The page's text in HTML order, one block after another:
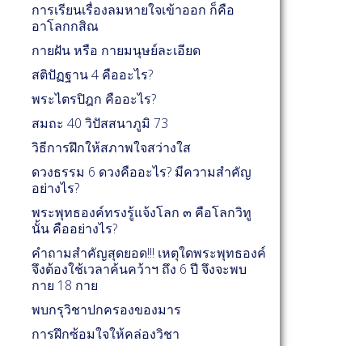
การเรียนเรื่องลมหายใจเข้าออก ก็คือ
อาโลกกสิณ
กายฝัน หรือ กายมนุษย์ละเอียด
สติปัฏฐาน 4 คืออะไร?
พระไตรปิฎก คืออะไร?
สมถะ 40 วิปัสสนาภูมิ 73
วิธีการฝึกให้สภาพใจสว่างใส
ดวงธรรม 6 ดวงคืออะไร? มีความสำคัญ
อย่างไร?
พระพุทธองค์ทรงรู้แจ้งโลก ๓ คือโลกวิทู
นั้น คืออย่างไร?
คำถามสำคัญสุดยอด!!! เหตุใดพระพุทธองค์
จึงต้องใช้เวลาค้นคว้าฯ ถึง 6 ปี จึงจะพบ
กาย 18 กาย
พบกรุวิชาปกครองของมาร
การฝึกซ้อมใจให้คล่องวิชา